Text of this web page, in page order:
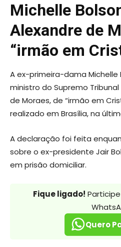
Michelle
Alexandre de
“irmão em
A ex-primeira-dama Michelle
ministro do Supremo Tribunal
de Moraes, de “irmão em
realizado em Brasília, na
A declaração foi feita
sobre o ex-presidente Jair
em prisão domiciliar.
Fique ligado!
Quero